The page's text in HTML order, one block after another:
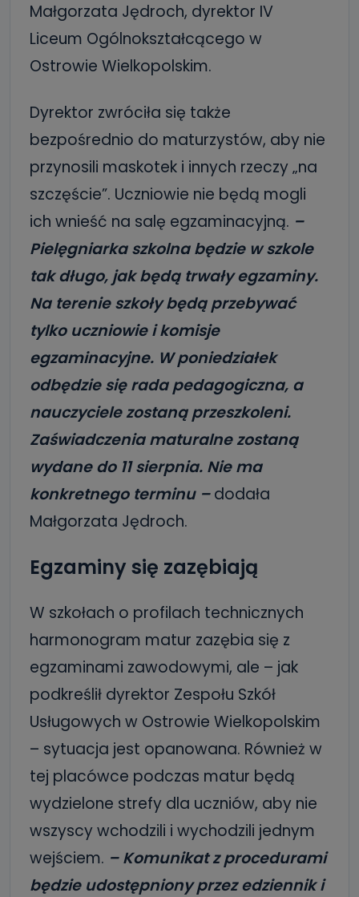
Małgorzata Jędroch, dyrektor IV
Liceum Ogólnokształcącego w
Ostrowie Wielkopolskim.
Dyrektor zwróciła się także
bezpośrednio do maturzystów, aby nie
przynosili maskotek i innych rzeczy „na
szczęście”. Uczniowie nie będą mogli
ich wnieść na salę egzaminacyjną. –
Pielęgniarka szkolna będzie w szkole
tak długo, jak będą trwały egzaminy.
Na terenie szkoły będą przebywać
tylko uczniowie i komisje
egzaminacyjne. W poniedziałek
odbędzie się rada pedagogiczna, a
nauczyciele zostaną przeszkoleni.
Zaświadczenia maturalne zostaną
wydane do 11 sierpnia. Nie ma
konkretnego terminu –dodała
Małgorzata Jędroch.
Egzaminy się zazębiają
W szkołach o profilach technicznych
harmonogram matur zazębia się z
egzaminami zawodowymi, ale – jak
podkreślił dyrektor Zespołu Szkół
Usługowych w Ostrowie Wielkopolskim
– sytuacja jest opanowana. Również w
tej placówce podczas matur będą
wydzielone strefy dla uczniów, aby nie
wszyscy wchodzili i wychodzili jednym
wejściem. – Komunikat zprocedurami
będzie udostępniony przez edziennik i